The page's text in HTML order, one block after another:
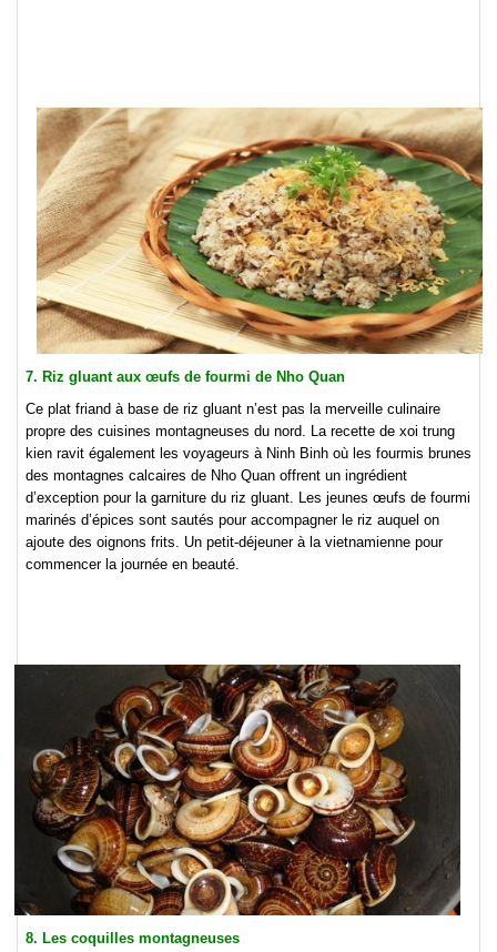
7. Riz gluant aux œufs de fourmi de Nho Quan
Ce plat friand à base de riz gluant n’est pas la merveille culinaire
propre des cuisines montagneuses du nord. La recette de xoi trung
kien ravit également les voyageurs à Ninh Binh où les fourmis brunes
des montagnes calcaires de Nho Quan offrent un ingrédient
d’exception pour la garniture du riz gluant. Les jeunes œufs de fourmi
marinés d’épices sont sautés pour accompagner le riz auquel on
ajoute des oignons frits. Un petit-déjeuner à la vietnamienne pour
commencer la journée en beauté.
8. Les coquilles montagneuses